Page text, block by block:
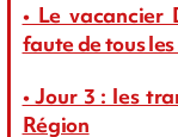
• Le
faute de tous
• Jour 3 : les
Région